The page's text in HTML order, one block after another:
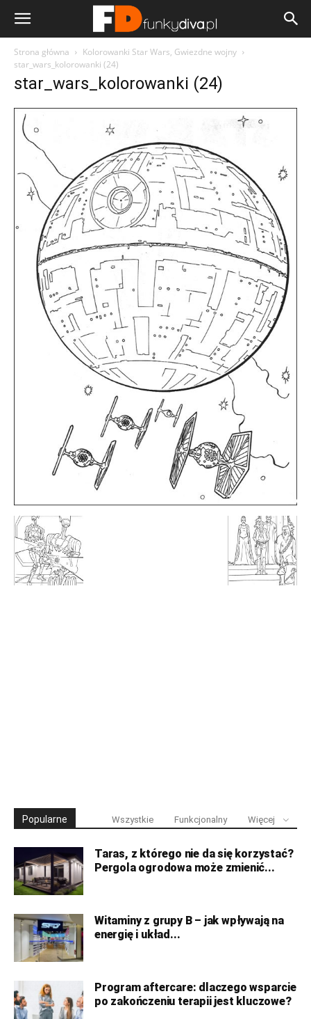
Strona główna
Kolorowanki Star Wars, Gwiezdne wojny
star_wars_kolorowanki (24)
star_wars_kolorowanki (24)
Popularne Wszystkie Funkcjonalny Więcej
Taras, z którego nie da się korzystać?
Pergola ogrodowa może zmienić...
Witaminy z grupy B – jak wpływają na
energię i układ...
Program aftercare: dlaczego wsparcie
po zakończeniu terapii jest kluczowe?